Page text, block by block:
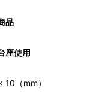
品
座使用
（mm）